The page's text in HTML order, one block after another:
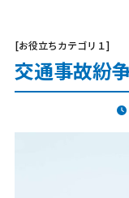
[お役立ちカテゴリ１]
交通事故紛
プライバシーポリ